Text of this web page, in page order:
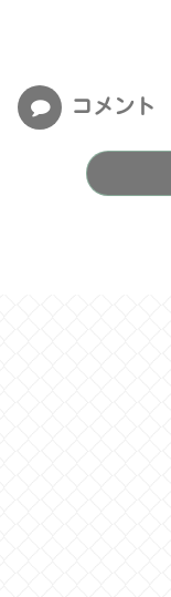
コメント